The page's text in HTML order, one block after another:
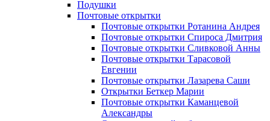
Подушки
Почтовые открытки
Почтовые открытки Ротанина Андрея
Почтовые открытки Спироса Дмитрия
Почтовые открытки Сливковой Анны
Почтовые открытки Тарасовой
Евгении
Почтовые открытки Лазарева Саши
Открытки Беткер Марии
Почтовые открытки Каманцевой
Александры